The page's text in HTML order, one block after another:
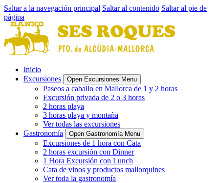
Saltar a la navegación principal Saltar al contenido Saltar al pie de
página
Inicio
Excursiones
Open Excursiones Menu
Paseos a caballo en Mallorca de 1 y 2 horas
Excursión privada de 2 o 3 horas
2 horas playa
3 horas playa y montaña
Ver todas las excursiones
Gastronomía
Open Gastronomía Menu
Excursiones de 1 hora con Cata
2 horas excursión con Dinner
1 Hora Excursión con Lunch
Cata de vinos y productos mallorquines
Ver toda la gastronomía